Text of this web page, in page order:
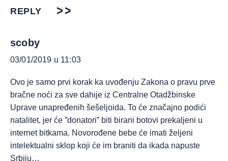
REPLY
scoby
03/01/2019 u 11:03
Ovo je samo prvi korak ka uvođenju Zakona o pravu prve
bračne noći za sve dahije iz Centralne Otadžbinske
Uprave unapređenih šešeljoida. To će značajno podići
natalitet, jer će ”donatori” biti birani botovi prekaljeni u
internet bitkama. Novorođene bebe će imati željeni
intelektualni sklop koji će im braniti da ikada napuste
Srbiju…